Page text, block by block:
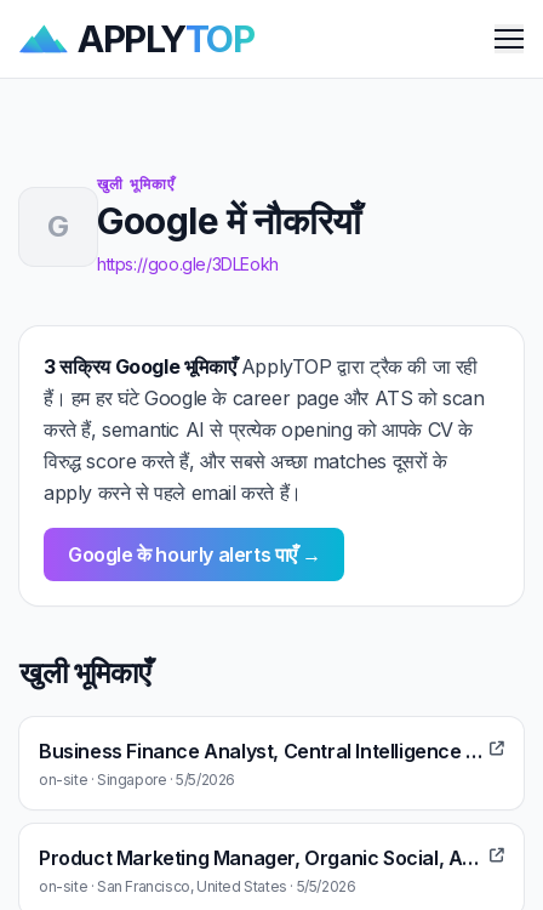
APPLYTOP
G
खुली भूमिकाएँ
Google में नौकरियाँ
https://goo.gle/3DLEokh
3 सक्रिय Google भूमिकाएँApplyTOP द्वारा ट्रैक की जा रही
हैं। हम हर घंटे Google के career page और ATS को scan
करते हैं, semantic AI से प्रत्येक opening को आपके CV के
विरुद्ध score करते हैं, और सबसे अच्छा matches दूसरों के
apply करने से पहले email करते हैं।
Google के hourly alerts पाएँ →
खुली भूमिकाएँ
Business Finance Analyst, Central Intelligence and Analytics
on-site · Singapore · 5/5/2026
Product Marketing Manager, Organic Social, Ads Marketing, Global
on-site · San Francisco, United States · 5/5/2026